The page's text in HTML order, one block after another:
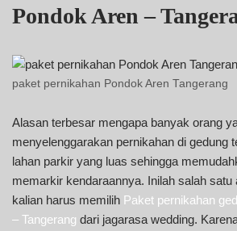
Pondok Aren –
paket pernikahan Pondok Aren Tangerang
Alasan terbesar mengapa banyak orang
menyelenggarakan pernikahan di gedung
lahan parkir yang luas sehingga
memarkir kendaraannya. Inilah salah satu
kalian harus memilih Paket pernikahan
– Tangerang dari jagarasa wedding.